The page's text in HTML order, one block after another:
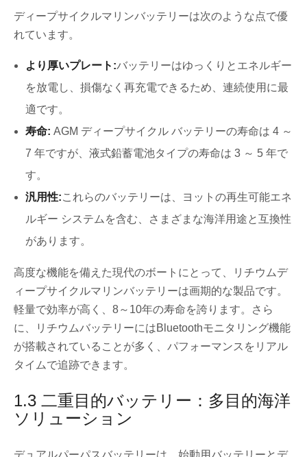
ディープサイクルマリンバッテリーは次のような点で優
れています。
より厚いプレート:バッテリーはゆっくりとエネルギー
を放電し、損傷なく再充電できるため、連続使用に最
適です。
寿命: AGM ディープサイクル バッテリーの寿命は 4 ～
7 年ですが、液式鉛蓄電池タイプの寿命は 3 ～ 5 年で
す。
汎用性:これらのバッテリーは、ヨットの再生可能エネ
ルギー システムを含む、さまざまな海洋用途と互換性
があります。
高度な機能を備えた現代のボートにとって、リチウムデ
ィープサイクルマリンバッテリーは画期的な製品です。
軽量で効率が高く、8～10年の寿命を誇ります。さら
に、リチウムバッテリーにはBluetoothモニタリング機能
が搭載されていることが多く、パフォーマンスをリアル
タイムで追跡できます。
1.3 二重目的バッテリー：多目的海洋
ソリューション
デュアルパーパスバッテリーは、始動用バッテリーとデ